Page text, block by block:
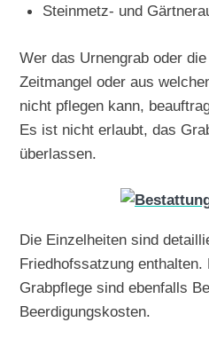
Steinmetz- und
Wer das Urnengrab oder
Zeitmangel oder aus
nicht pflegen kann,
Es ist nicht erlaubt, das
überlassen.
Die Einzelheiten sind
Friedhofssatzung
Grabpflege sind ebenfalls
Beerdigungskosten.